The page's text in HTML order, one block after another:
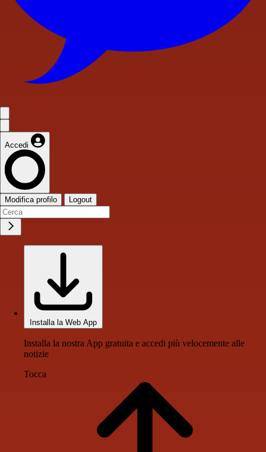
Accedi
Modifica profilo Logout
Installa la Web App
Installa la nostra App gratuita e accedi più velocemente alle
notizie
Tocca